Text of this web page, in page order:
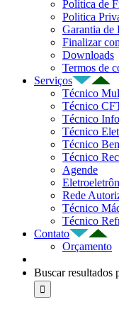
Política de
Politica
Garantia de
Finalizar
Downloads
Termos de
Serviços
Técnico
Técnico
Técnico
Técnico
Técnico
Técnico
Agende
Rede
Técnico
Técnico
Contato
Orçamento
Buscar resultados